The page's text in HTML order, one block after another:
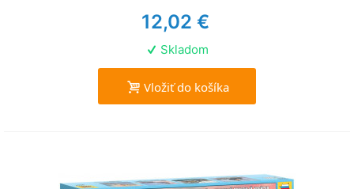
12,02 €
Skladom
Vložiť do košíka